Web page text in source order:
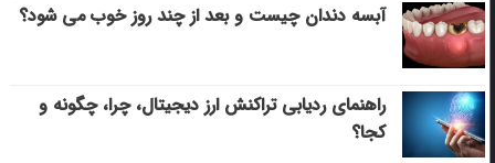
آبسه دندان چیست و بعد از چند روز خوب می‌ شود؟
راهنمای ردیابی تراکنش ارز دیجیتال، چرا، چگونه و
کجا؟